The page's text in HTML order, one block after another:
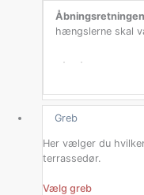
Åbningsretningen
hængslerne skal
Greb
Her vælger du
terrassedør.
Vælg greb